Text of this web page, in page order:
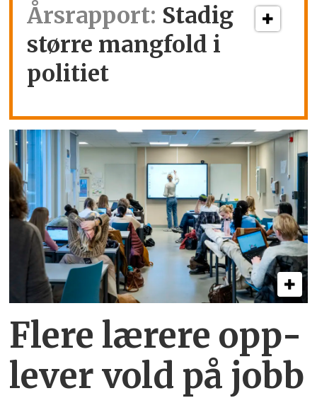
Årsrapport: Stadig
større mangfold i
politiet
Flere lærere opp­
lever vold på jobb